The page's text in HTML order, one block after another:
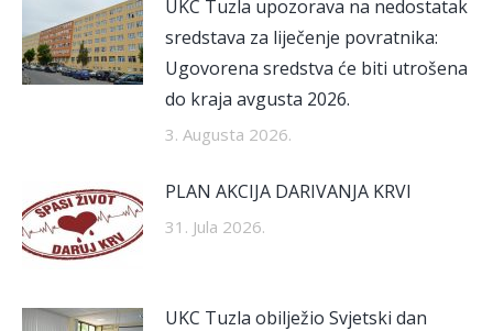
UKC Tuzla upozorava na nedostatak
sredstava za liječenje povratnika:
Ugovorena sredstva će biti utrošena
do kraja avgusta 2026.
3. Augusta 2026.
PLAN AKCIJA DARIVANJA KRVI
31. Jula 2026.
UKC Tuzla obilježio Svjetski dan